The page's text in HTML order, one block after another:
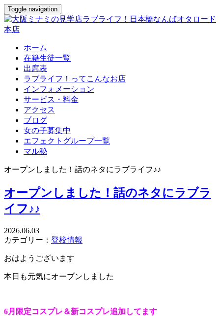
Toggle navigation
ホーム
在籍生徒一覧
出席表
ラブライフ！ってこんなお店
インフォメーション
サービス・料金
アクセス
ブログ
女の子募集中
エフェクトグループ一覧
マル秘
オープンしました！話のネタにラブライフ♪♪
オープンしました！話のネタにラブラ
イフ♪♪
2026.06.03
カテゴリー： 登校情報
おはようございます
本日も元気にオープンしました
6月限定コスプレ＆新コスプレ追加してます